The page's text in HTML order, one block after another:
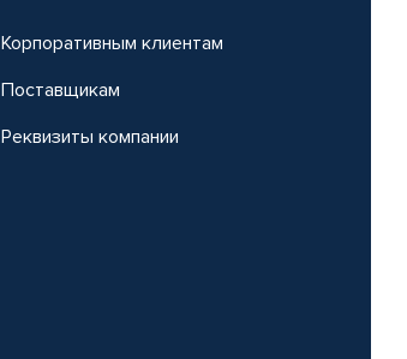
Корпоративным клиентам
Поставщикам
Реквизиты компании